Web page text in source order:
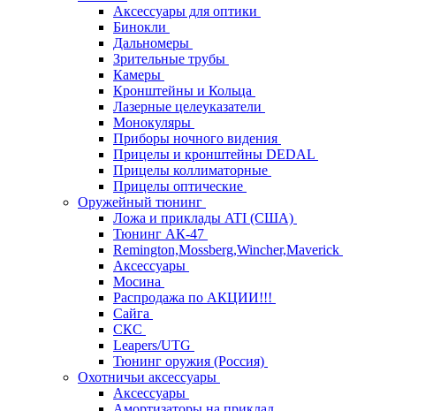
Аксессуары для оптики
Бинокли
Дальномеры
Зрительные трубы
Камеры
Кронштейны и Кольца
Лазерные целеуказатели
Монокуляры
Приборы ночного видения
Прицелы и кронштейны DEDAL
Прицелы коллиматорные
Прицелы оптические
Оружейный тюнинг
Ложа и приклады ATI (США)
Тюнинг АК-47
Remington,Mossberg,Wincher,Maverick
Аксессуары
Мосина
Распродажа по АКЦИИ!!!
Сайга
СКС
Leapers/UTG
Тюнинг оружия (Россия)
Охотничьи аксессуары
Аксессуары